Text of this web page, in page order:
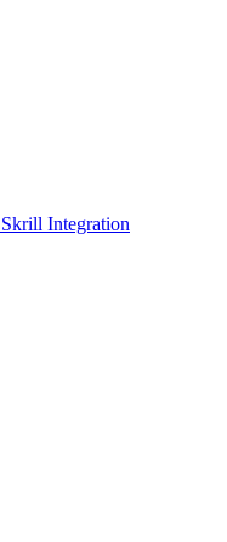
Skrill Integration